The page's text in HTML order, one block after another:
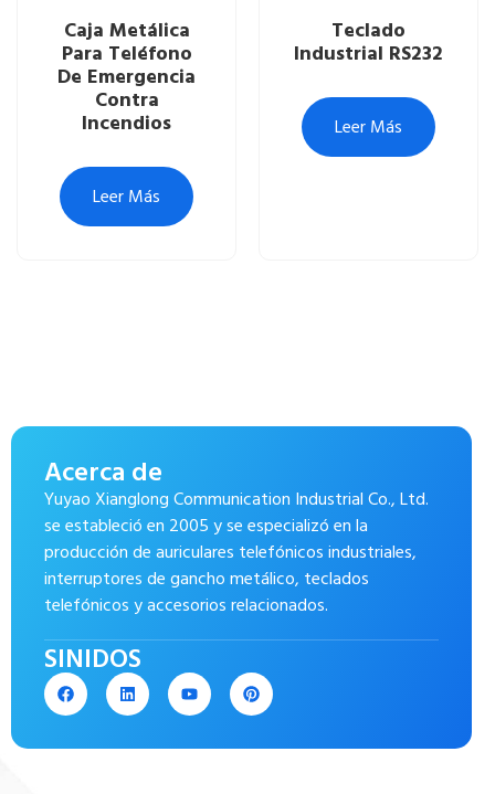
Caja Metálica
Para Teléfono
De Emergencia
Contra
Incendios
Leer Más
Teclado
Industrial RS232
Leer Más
Acerca de
Yuyao Xianglong Communication Industrial Co., Ltd.
se estableció en 2005 y se especializó en la
producción de auriculares telefónicos industriales,
interruptores de gancho metálico, teclados
telefónicos y accesorios relacionados.
SINIDOS